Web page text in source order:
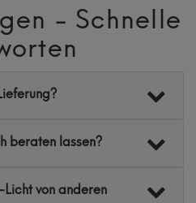
- Schnelle
beraten lassen?
von anderen